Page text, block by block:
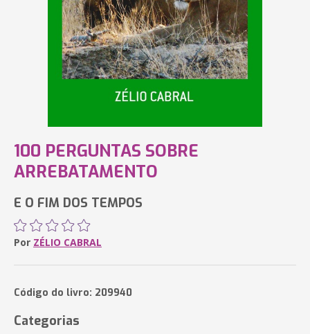
100 PERGUNTAS SOBRE
ARREBATAMENTO
E O FIM DOS TEMPOS
Por ZÉLIO CABRAL
Código do livro: 209940
Categorias